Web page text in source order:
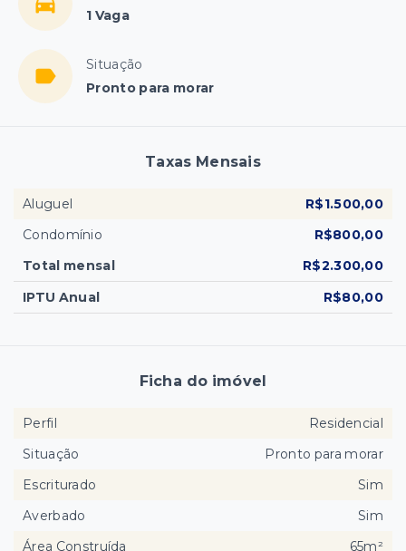
1 Vaga
Situação
Pronto para morar
Taxas Mensais
Aluguel
R$1.500,00
Condomínio
R$800,00
Total mensal
R$2.300,00
IPTU Anual
R$80,00
Ficha do imóvel
Perfil
Residencial
Situação
Pronto para morar
Escriturado
Sim
Averbado
Sim
Área Construída
65m²